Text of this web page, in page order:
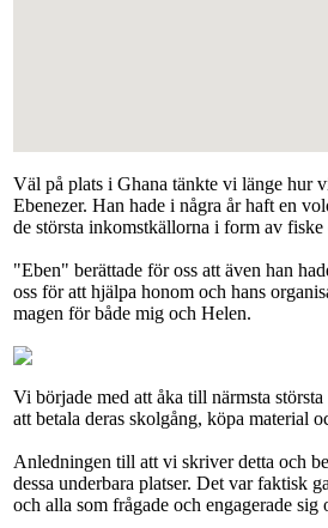
Väl på plats i Ghana tänkte vi länge hur
Ebenezer. Han hade i några år haft en
de största inkomstkällorna i form av fiske
"Eben" berättade för oss att även han
oss för att hjälpa honom och hans
magen för både mig och Helen.
Vi började med att åka till närmsta
att betala deras skolgång, köpa material
Anledningen till att vi skriver detta och
dessa underbara platser. Det var faktisk
och alla som frågade och engagerade